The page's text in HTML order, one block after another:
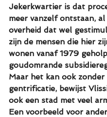
Jekerkwartier is dat
meer vanzelf ontstaan,
overheid dat wel
zijn de mensen die hier
wonen vanaf 1979
goudomrande
Maar het kan ook zonder
gentrificatie, bewijst
ook een stad met veel
Een voorbeeld voor